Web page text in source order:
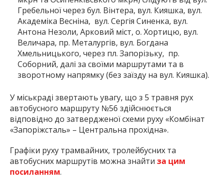
Гребельної через бул. Вінтера, вул. Кияшка, вул.
Академіка Весніна, вул. Сергія Синенка, вул.
Антона Незоли, Арковий міст, о. Хортицю, вул.
Величара, пр. Металургів, вул. Богдана
Хмельницького, через пл. Запорізьку, пр.
Соборний, далі за своїми маршрутами та в
зворотному напрямку (без заїзду на вул. Кияшка).
У міськраді звертають увагу, що з 5 травня рух
автобусного маршруту №56 здійснюється
відповідно до затвердженої схеми руху «Комбінат
«Запоріжсталь» – Центральна прохідна».
Графіки руху трамвайних, тролейбусних та
автобусних маршрутів можна знайти за цим
посиланням.